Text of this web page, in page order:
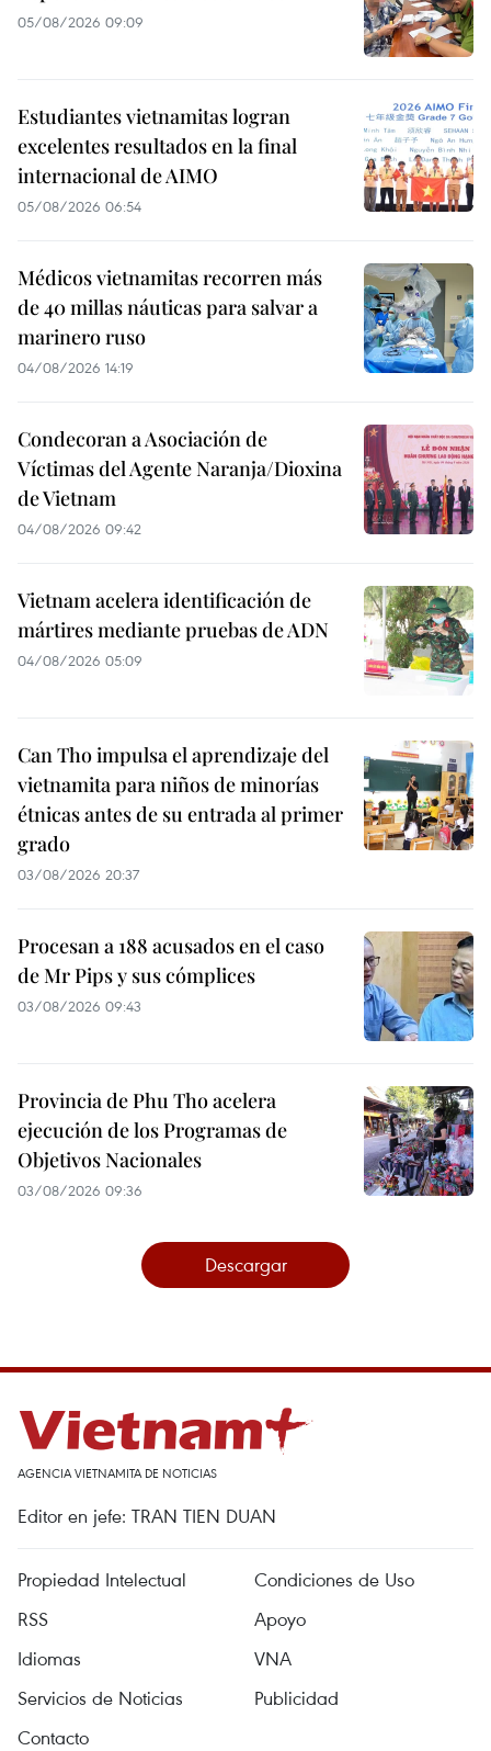
05/08/2026 09:09
Estudiantes vietnamitas logran
excelentes resultados en la final
internacional de AIMO
05/08/2026 06:54
Médicos vietnamitas recorren más
de 40 millas náuticas para salvar a
marinero ruso
04/08/2026 14:19
Condecoran a Asociación de
Víctimas del Agente Naranja/Dioxina
de Vietnam
04/08/2026 09:42
Vietnam acelera identificación de
mártires mediante pruebas de ADN
04/08/2026 05:09
Can Tho impulsa el aprendizaje del
vietnamita para niños de minorías
étnicas antes de su entrada al primer
grado
03/08/2026 20:37
Procesan a 188 acusados en el caso
de Mr Pips y sus cómplices
03/08/2026 09:43
Provincia de Phu Tho acelera
ejecución de los Programas de
Objetivos Nacionales
03/08/2026 09:36
Descargar
AGENCIA VIETNAMITA DE NOTICIAS
Editor en jefe: TRAN TIEN DUAN
Propiedad Intelectual
Condiciones de Uso
RSS
Apoyo
Idiomas
VNA
Servicios de Noticias
Publicidad
Contacto